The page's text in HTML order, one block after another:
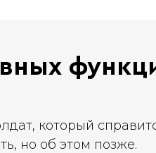
который
но об этом позже.